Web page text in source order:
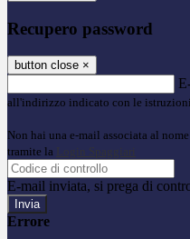
Recupero password
button close ×
all'indirizzo indicato con le istruzioni
Non hai una e-mail associata al
tramite la Login Spaggiari
E-mail inviata, si prega di
Errore